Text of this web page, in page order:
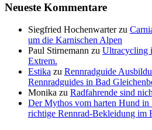
Neueste Kommentare
Siegfried Hochenwarterzu
um die Karnischen Alpen
Paul Stirnemann zu Ultracycling
Extrem.
Estika zu Rennradguide
Rennradguides in Bad
Monika zu Radfahrende sind
Der Mythos vom harten Hund
richtige Rennrad-Bekleidung im